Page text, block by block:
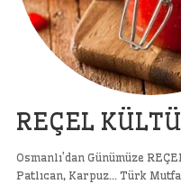
REÇEL
Osmanlı’dan Günümüze
Patlıcan, Karpuz… Türk